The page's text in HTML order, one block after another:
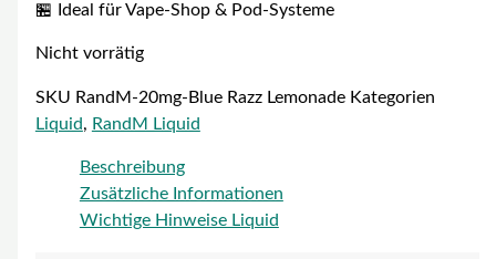
🏪 Ideal für Vape-Shop & Pod-Systeme
Nicht vorrätig
SKU RandM-20mg-Blue Razz Lemonade Kategorien
Liquid , RandM Liquid
Beschreibung
Zusätzliche Informationen
Wichtige Hinweise Liquid